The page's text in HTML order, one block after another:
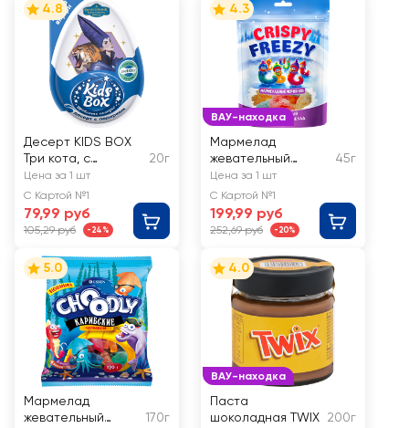
4.8
Десерт KIDS BOX
Три кота, с
подарком
20г
Цена за 1 шт
С Картой №1
79,99 руб
105,29 руб -24%
ВАУ-находка
4.3
Мармелад
жевательный
FRESHBOX Crispy
Freezy червячки,
сублимированный
45г
Цена за 1 шт
С Картой №1
199,99 руб
252,69 руб -20%
5.0
Мармелад
жевательный
170г
ВАУ-находка
4.0
Паста
шоколадная TWIX 200г